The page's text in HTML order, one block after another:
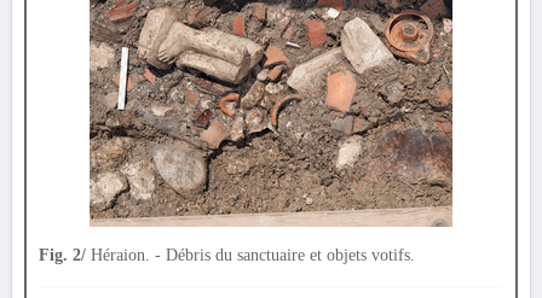
Fig. 2/ Héraion. - Débris du sanctuaire et objets votifs.